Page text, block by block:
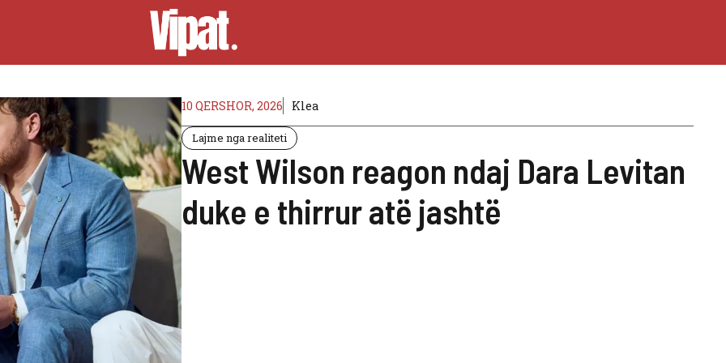
10 QERSHOR, 2026 Klea
Lajme nga realiteti
West Wilson reagon ndaj Dara Levitan
duke e thirrur atë jashtë